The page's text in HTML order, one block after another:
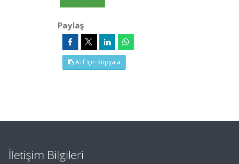
Paylaş
Atıf İçin Kopyala
İletişim Bilgileri